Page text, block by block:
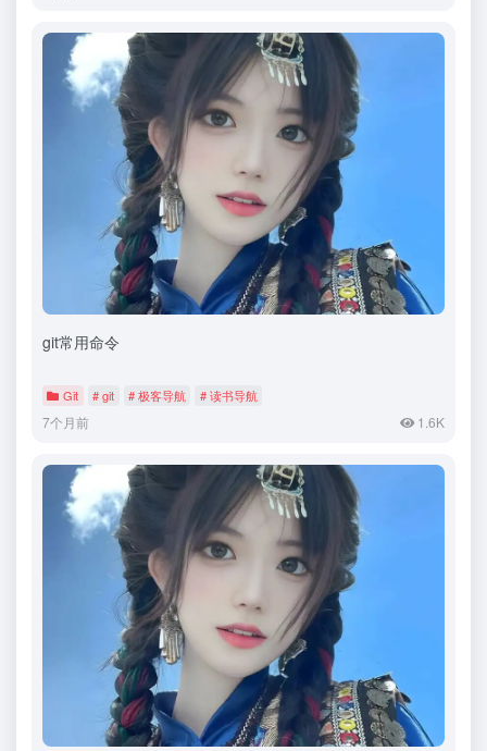
git常用命令
Git # git # 极客导航 # 读书导航
7个月前 1.6K